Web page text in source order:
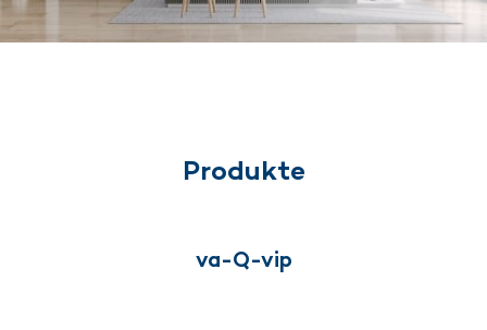
Produkte
va-Q-vip